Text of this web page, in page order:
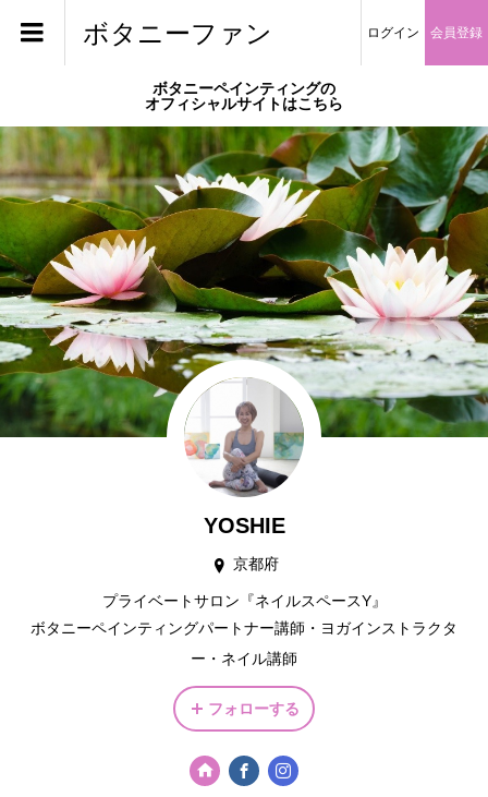
ボタニーファン ログイン 会員登録
ボタニーペインティングの
オフィシャルサイトはこちら
YOSHIE
京都府
プライベートサロン『ネイルスペースY』
ボタニーペインティングパートナー講師・ヨガインストラクタ
ー・ネイル講師
フォローする